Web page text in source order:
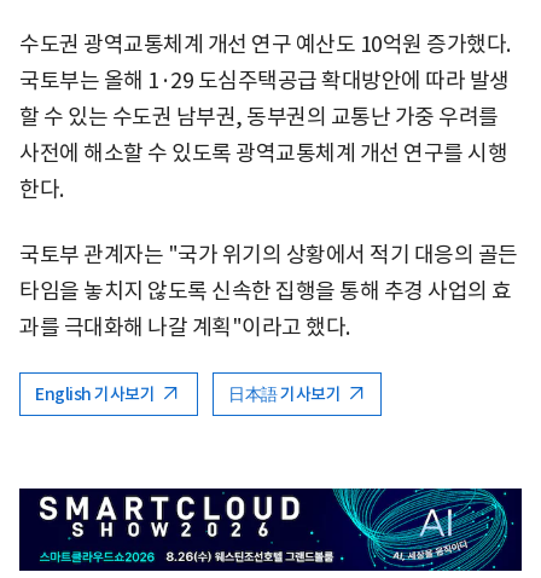
수도권 광역교통체계 개선 연구 예산도 10억원 증가했다.
국토부는 올해 1·29 도심주택공급 확대방안에 따라 발생
할 수 있는 수도권 남부권, 동부권의 교통난 가중 우려를
사전에 해소할 수 있도록 광역교통체계 개선 연구를 시행
한다.
국토부 관계자는 "국가 위기의 상황에서 적기 대응의 골든
타임을 놓치지 않도록 신속한 집행을 통해 추경 사업의 효
과를 극대화해 나갈 계획"이라고 했다.
English 기사보기 日本語 기사보기